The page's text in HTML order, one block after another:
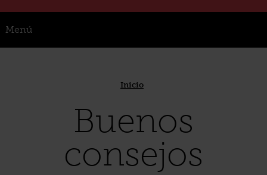
Menú
Inicio
Buenos
consejos